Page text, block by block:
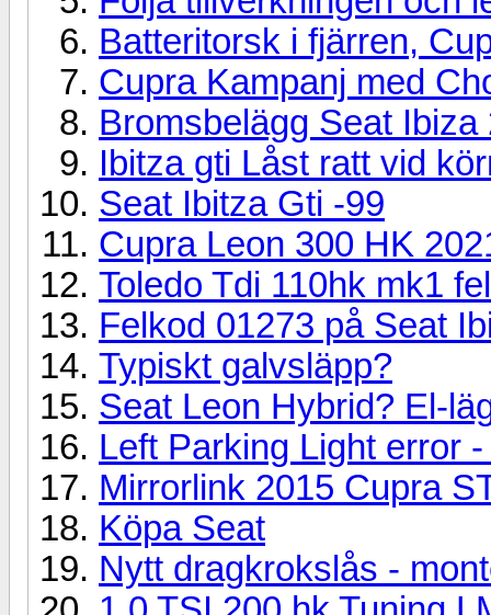
Batteritorsk i fjärren,
Cupra Kampanj med
Bromsbelägg Seat
Ibitza gti Låst ratt vid
Seat Ibitza Gti -99
Cupra Leon 300 HK
Toledo Tdi 110hk mk1
Felkod 01273 på Seat
Typiskt galvsläpp?
Seat Leon Hybrid? El-
Left Parking Light error
Mirrorlink 2015 Cupra
Köpa Seat
Nytt dragkrokslås -